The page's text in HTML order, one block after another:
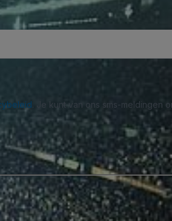
. Je kunt van ons sms-meldingen